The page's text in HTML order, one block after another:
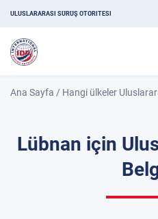
ULUSLARARASI SÜRÜŞ OTORITESI
Ana Sayfa / Hangi ülkeler
Lübnan için